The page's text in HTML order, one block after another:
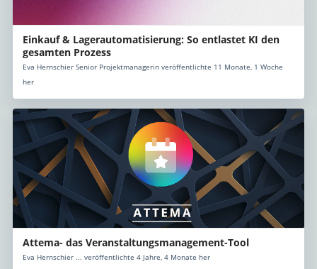
Einkauf & Lagerautomatisierung: So entlastet KI den
gesamten Prozess
Eva Hernschier Senior Projektmanagerin veröffentlichte 11 Monate, 1 Woche
her
Attema- das Veranstaltungsmanagement-Tool
Eva Hernschier ... veröffentlichte 4 Jahre, 4 Monate her